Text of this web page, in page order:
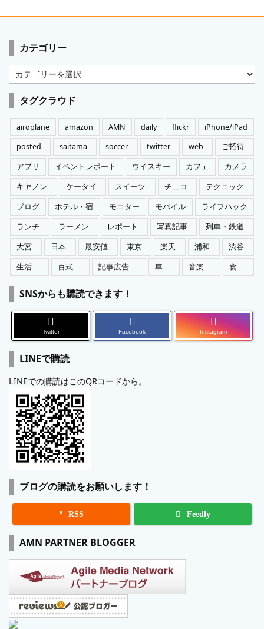
カテゴリー
カ
テ
ゴ
リ
ー
タグクラウド
airoplane amazon AMN daily flickr
iPhone/iPad
posted
saitama soccer twitter web
ご招待
アプリ
イベントレポート ウイスキー カフェ
カメラ
キヤノン
ケータイ スイーツ チェコ
テクニック
ブログ
ホテル・宿 モニター モバイル
ライフハック
ランチ
ラーメン レポート 写真記事
列車・鉄道
大宮
日本 最安値 東京 楽天 浦和
渋谷
生活
百式 記事広告 車 音楽 食
SNSからも購読できます！
Twitter Facebook Instagram
LINEで購読
LINEでの購読はこのQRコードから。
ブログの購読をお願いします！
 RSS Feedly
AMN PARTNER BLOGGER